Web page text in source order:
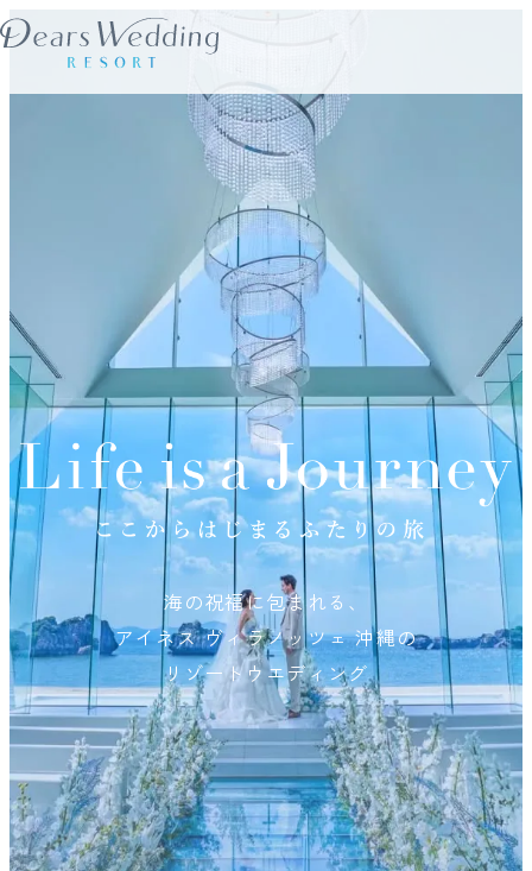
内
を
海の祝福に包まれる、
アイネス ヴィラノッツェ 沖縄の
リゾートウエディング